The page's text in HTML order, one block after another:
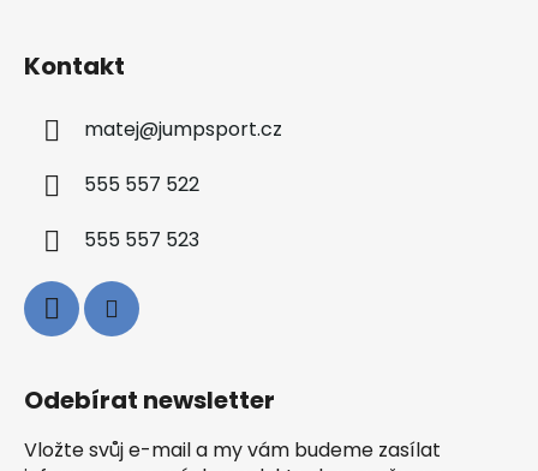
Kontakt
matej@jumpsport.cz
555 557 522
555 557 523
Odebírat newsletter
Vložte svůj e-mail a my vám budeme zasílat